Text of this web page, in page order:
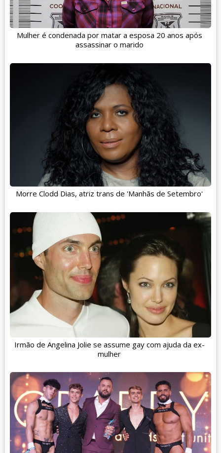
Mulher é condenada por matar a esposa 20 anos após
assassinar o marido
Morre Clodd Dias, atriz trans de 'Manhãs de Setembro'
Irmão de Angelina Jolie se assume gay com ajuda da ex-
mulher